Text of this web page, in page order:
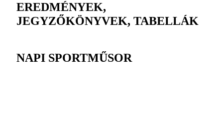
EREDMÉNYEK,
JEGYZŐKÖNYVEK, TABELLÁK
NAPI SPORTMŰSOR